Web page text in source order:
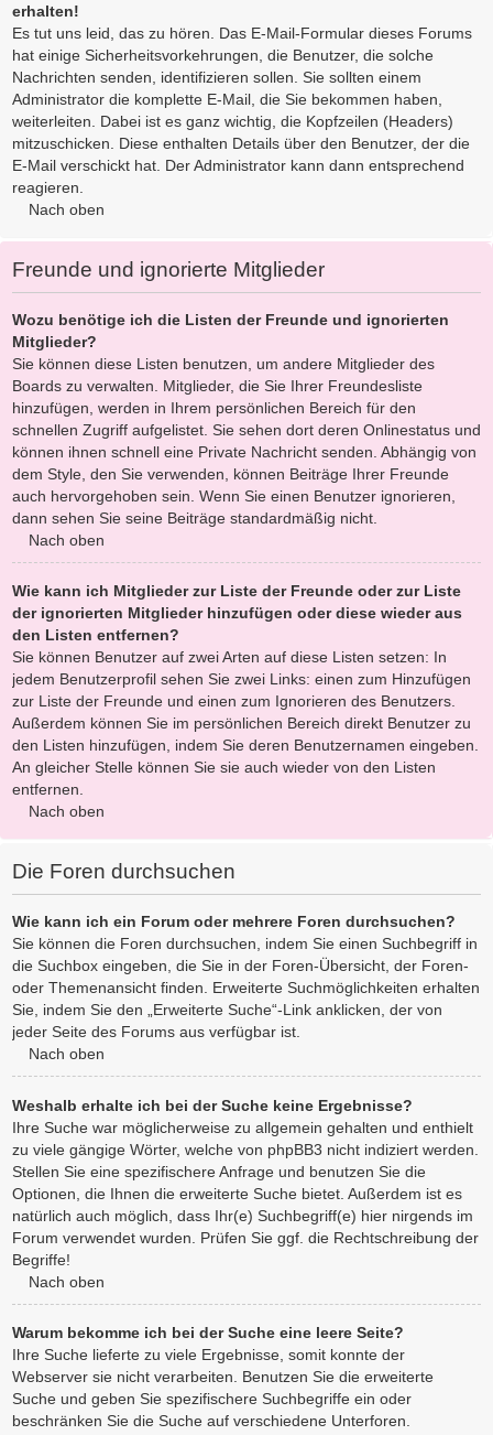
erhalten!
Es tut uns leid, das zu hören. Das E-Mail-Formular dieses Forums
hat einige Sicherheitsvorkehrungen, die Benutzer, die solche
Nachrichten senden, identifizieren sollen. Sie sollten einem
Administrator die komplette E-Mail, die Sie bekommen haben,
weiterleiten. Dabei ist es ganz wichtig, die Kopfzeilen (Headers)
mitzuschicken. Diese enthalten Details über den Benutzer, der die
E-Mail verschickt hat. Der Administrator kann dann entsprechend
reagieren.
Nach oben
Freunde und ignorierte Mitglieder
Wozu benötige ich die Listen der Freunde und ignorierten
Mitglieder?
Sie können diese Listen benutzen, um andere Mitglieder des
Boards zu verwalten. Mitglieder, die Sie Ihrer Freundesliste
hinzufügen, werden in Ihrem persönlichen Bereich für den
schnellen Zugriff aufgelistet. Sie sehen dort deren Onlinestatus und
können ihnen schnell eine Private Nachricht senden. Abhängig von
dem Style, den Sie verwenden, können Beiträge Ihrer Freunde
auch hervorgehoben sein. Wenn Sie einen Benutzer ignorieren,
dann sehen Sie seine Beiträge standardmäßig nicht.
Nach oben
Wie kann ich Mitglieder zur Liste der Freunde oder zur Liste
der ignorierten Mitglieder hinzufügen oder diese wieder aus
den Listen entfernen?
Sie können Benutzer auf zwei Arten auf diese Listen setzen: In
jedem Benutzerprofil sehen Sie zwei Links: einen zum Hinzufügen
zur Liste der Freunde und einen zum Ignorieren des Benutzers.
Außerdem können Sie im persönlichen Bereich direkt Benutzer zu
den Listen hinzufügen, indem Sie deren Benutzernamen eingeben.
An gleicher Stelle können Sie sie auch wieder von den Listen
entfernen.
Nach oben
Die Foren durchsuchen
Wie kann ich ein Forum oder mehrere Foren durchsuchen?
Sie können die Foren durchsuchen, indem Sie einen Suchbegriff in
die Suchbox eingeben, die Sie in der Foren-Übersicht, der Foren-
oder Themenansicht finden. Erweiterte Suchmöglichkeiten erhalten
Sie, indem Sie den „Erweiterte Suche“-Link anklicken, der von
jeder Seite des Forums aus verfügbar ist.
Nach oben
Weshalb erhalte ich bei der Suche keine Ergebnisse?
Ihre Suche war möglicherweise zu allgemein gehalten und enthielt
zu viele gängige Wörter, welche von phpBB3 nicht indiziert werden.
Stellen Sie eine spezifischere Anfrage und benutzen Sie die
Optionen, die Ihnen die erweiterte Suche bietet. Außerdem ist es
natürlich auch möglich, dass Ihr(e) Suchbegriff(e) hier nirgends im
Forum verwendet wurden. Prüfen Sie ggf. die Rechtschreibung der
Begriffe!
Nach oben
Warum bekomme ich bei der Suche eine leere Seite?
Ihre Suche lieferte zu viele Ergebnisse, somit konnte der
Webserver sie nicht verarbeiten. Benutzen Sie die erweiterte
Suche und geben Sie spezifischere Suchbegriffe ein oder
beschränken Sie die Suche auf verschiedene Unterforen.